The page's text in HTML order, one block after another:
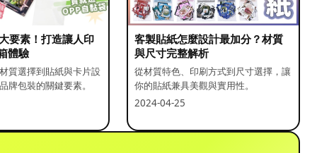
要素！打造讓人印
體驗
質選擇到貼紙與卡片設
牌包裝的關鍵要素。
客製貼紙怎麼設計最加分？材質
與尺寸完整解析
從材質特色、印刷方式到尺寸選擇，讓
你的貼紙兼具美觀與實用性。
2024-04-25